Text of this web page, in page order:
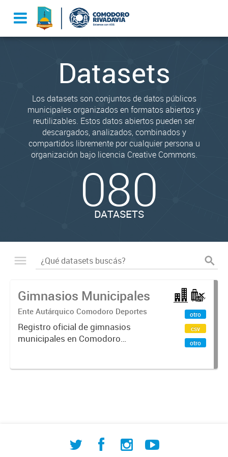
Datasets
Los datasets son conjuntos de datos públicos
municipales organizados en formatos abiertos y
reutilizables. Estos datos abiertos pueden ser
descargados, analizados, combinados y
compartidos libremente por cualquier persona u
organización bajo licencia Creative Commons.
080
DATASETS
Gimnasios Municipales
Ente Autárquico Comodoro Deportes
Registro oficial de gimnasios
municipales en Comodoro
datos de contacto y fecha de
otro
csv
otro